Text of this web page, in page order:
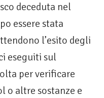
deceduta nel
essere stata
l’esito degli
eseguiti sul
per verificare
o altre sostanze e